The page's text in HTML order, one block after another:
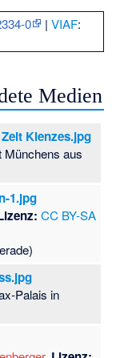
0 |VIAF:
Medien
Klenzes.jpg
Münchens aus
1.jpg
CC BY-SA
Palais in